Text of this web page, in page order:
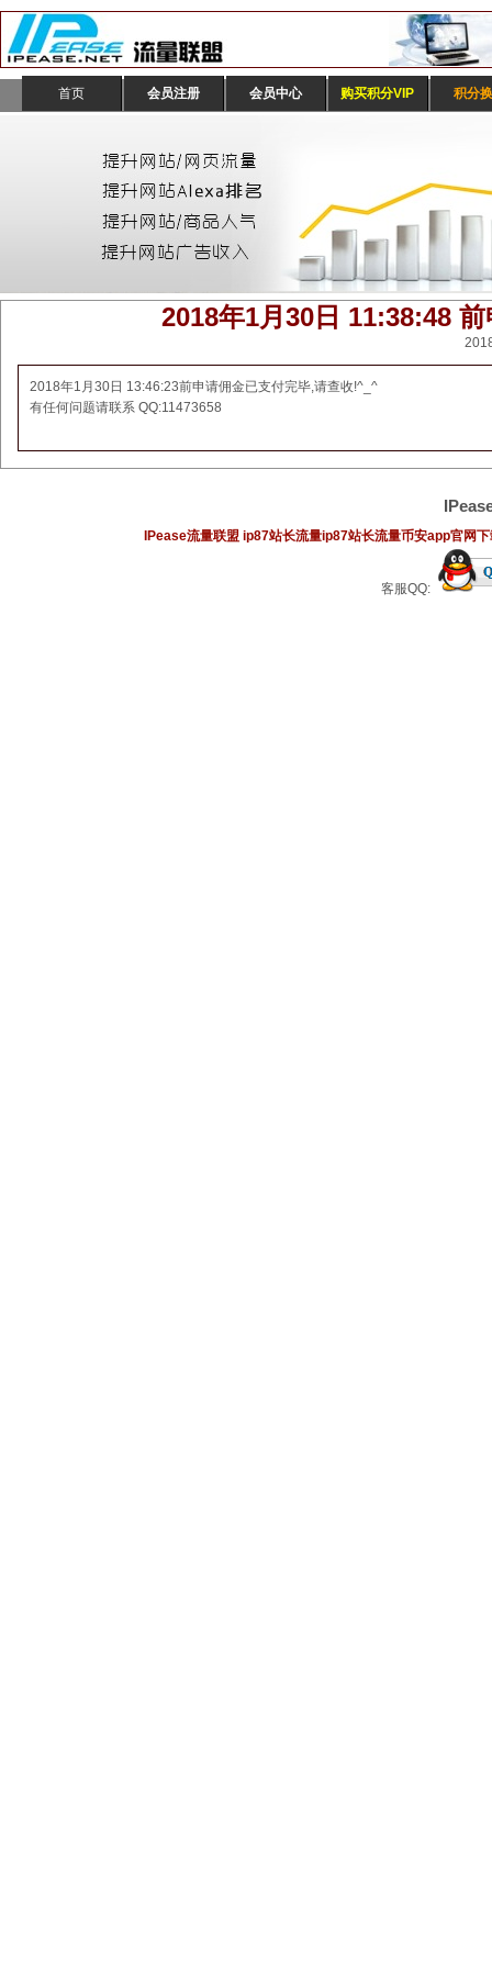
首页 会员注册 会员中心 购买积分VIP 积分
2018年1月30日 11:38:48
2018年1月30日 13:46:23前申请佣金已支付完毕,请查收!^_^
有任何问题请联系 QQ:11473658
IPease流量联盟 ip87站长流量ip87站长流量币安app官网
客服QQ: